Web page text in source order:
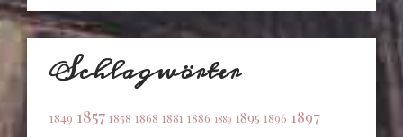
Schlagwörter
1849 1857 1858 1868 1881 1886 1889 1895 1896 1897